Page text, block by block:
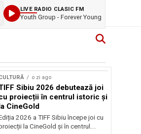
LIVE RADIO CLASIC FM
Youth Group - Forever Young
o zi ago
Sibiu 2026 debutează joi
proiecții în centrul istoric și
CineGold
2026 a TIFF Sibiu începe joi cu
la CineGold și în centrul...